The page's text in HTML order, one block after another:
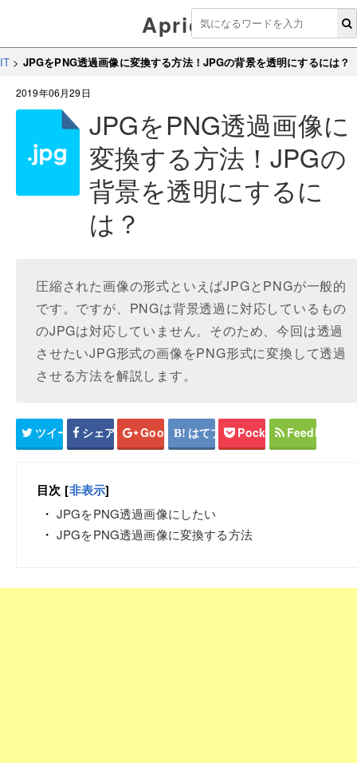
Aprico
IT > JPGをPNG透過画像に変換する方法！JPGの背景を透明にするには？
2019年06月29日
JPGをPNG透過画像に
変換する方法！JPGの
背景を透明にするに
は？
圧縮された画像の形式といえばJPGとPNGが一般的
です。ですが、PNGは背景透過に対応しているもの
のJPGは対応していません。そのため、今回は透過
させたいJPG形式の画像をPNG形式に変換して透過
させる方法を解説します。
ツイート シェア Google+ はてブ Pocket Feedly
目次 [非表示]
JPGをPNG透過画像にしたい
JPGをPNG透過画像に変換する方法